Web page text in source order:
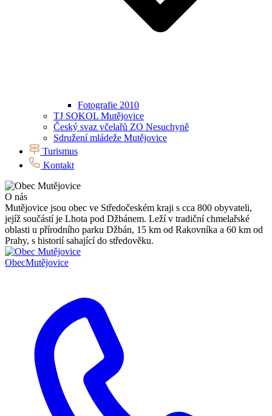
Fotografie 2010
TJ SOKOL Mutějovice
Český svaz včelařů ZO Nesuchyně
Sdružení mládeže Mutějovice
Turismus
Kontakt
O nás
Mutějovice jsou obec ve Středočeském kraji s cca 800 obyvateli,
jejíž součástí je Lhota pod Džbánem. Leží v tradiční chmelařské
oblasti u přírodního parku Džbán, 15 km od Rakovníka a 60 km od
Prahy, s historií sahající do středověku.
ObecMutějovice